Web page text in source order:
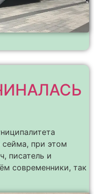
сейма, при этом
писатель и
современники, так